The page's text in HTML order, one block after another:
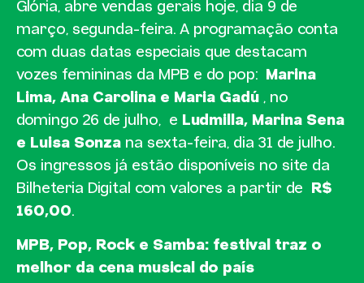
Glória, abre vendas gerais hoje, dia 9 de
março, segunda-feira. A programação conta
com duas datas especiais que destacam
vozes femininas da MPB e do pop:
Marina
Lima, Ana Carolina e Maria Gadú , no
domingo 26 de julho, e Ludmilla, Marina Sena
e Luisa Sonza na sexta-feira, dia 31 de julho.
Os ingressos já estão disponíveis no site da
Bilheteria Digital com valores a partir de
R$
160,00.
MPB, Pop, Rock e Samba: festival traz o
melhor da cena musical do país